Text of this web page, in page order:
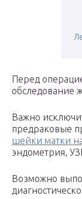
Перед
обследование
Важно
предраковые
шейки матки
эндометрия,
Возможно